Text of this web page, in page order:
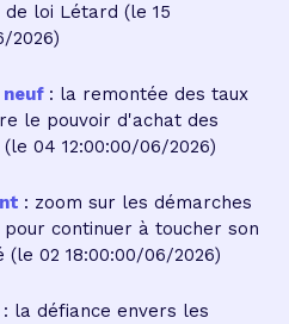
loi Létard (le 15
2026)
: la remontée des taux
le pouvoir d'achat des
(le 04 12:00:00/06/2026)
: zoom sur les démarches
continuer à toucher son
(le 02 18:00:00/06/2026)
: la défiance envers les